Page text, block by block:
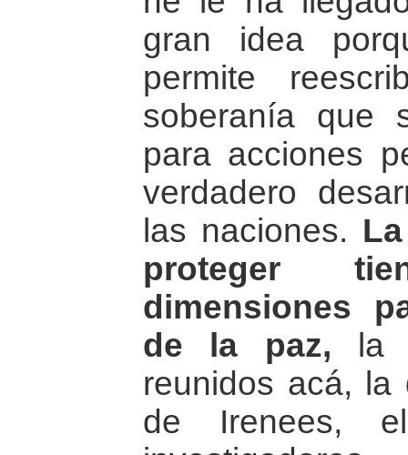
gran idea
permite
soberanía que
para acciones
verdadero
las naciones.
proteger
dimensiones
de la paz, la
reunidos acá, la
de Irenees,